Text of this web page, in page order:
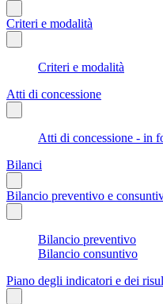
Criteri e modalità
Criteri e modalità
Atti di concessione
Atti di concessione - in
Bilanci
Bilancio preventivo e
Bilancio preventivo
Bilancio consuntivo
Piano degli indicatori e dei